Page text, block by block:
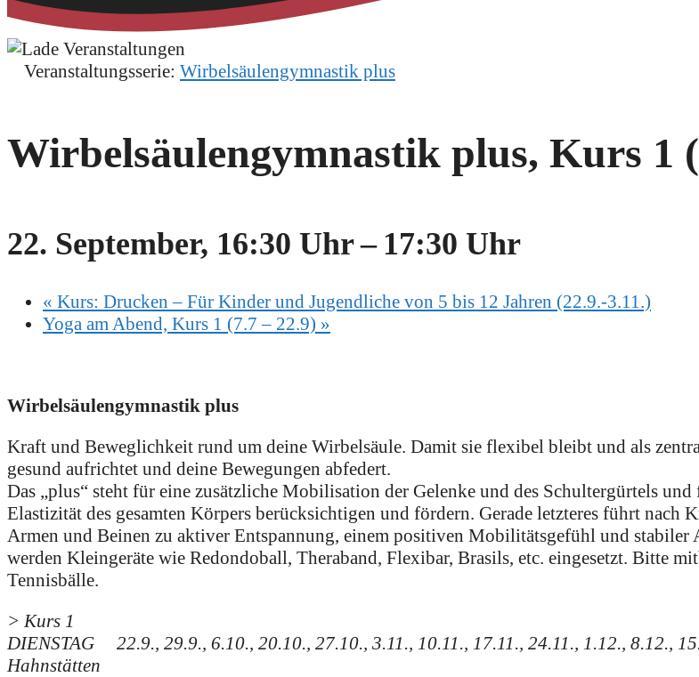
Veranstaltungsserie: Wirbelsäulengymnastik plus
Wirbelsäulengymnastik plus, Kurs 1
22. September, 16:30 Uhr– 17:30 Uhr
« Kurs: Drucken – Für Kinder und Jugendliche von 5 bis 12 Jahren (22.9.-3.11.)
Yoga am Abend, Kurs 1 (7.7 – 22.9) »
Wirbelsäulengymnastik plus
Kraft und Beweglichkeit rund um deine Wirbelsäule. Damit sie flexibel bleibt und als
gesund aufrichtet und deine Bewegungen abfedert.
Das „plus“ steht für eine zusätzliche Mobilisation der Gelenke und des Schultergürtels
Elastizität des gesamten Körpers berücksichtigen und fördern. Gerade letzteres führt nach
Armen und Beinen zu aktiver Entspannung, einem positiven Mobilitätsgefühl und
werden Kleingeräte wie Redondoball, Theraband, Flexibar, Brasils, etc. eingesetzt. Bitte
Tennisbälle.
> Kurs 1
DIENSTAG 22.9., 29.9., 6.10., 20.10., 27.10., 3.11., 10.11., 17.11., 24.11., 1.12., 8.12.,
Hahnstätten